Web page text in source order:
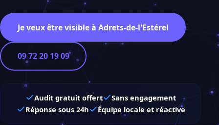
Je veux être visible à Adrets-de-l'Estérel
09 72 20 19 09
Audit gratuit offert
Sans engagement
Réponse sous 24h
Équipe locale et réactive